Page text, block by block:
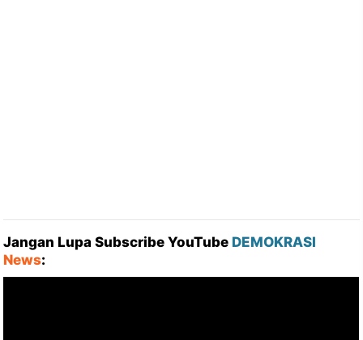
Jangan Lupa Subscribe YouTube DEMOKRASI
News: